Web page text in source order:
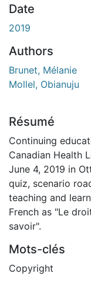
Date
2019
Authors
Brunet, Mélanie
Mollel, Obianuju
Résumé
Continuing
Canadian Health
June 4, 2019 in
quiz, scenario
teaching and
French as "Le
savoir".
Mots-clés
Copyright